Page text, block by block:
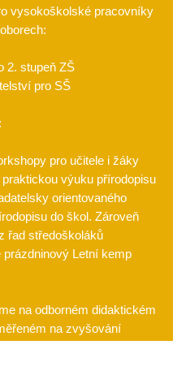
vysokoškolské pracovníky
2. stupeň ZŠ
pro SŠ
pro učitele i žáky
výuku přírodopisu
orientovaného
do škol. Zároveň
řad středoškoláků
prázdninový Letní kemp
na odborném didaktickém
na zvyšování